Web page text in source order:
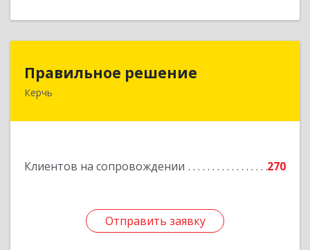
Правильное решение
Керчь
Клиентов на сопровождении 270
Отправить заявку
298330, Крым Респ, Керчь г, Адмиралтейский
Отправить заявку